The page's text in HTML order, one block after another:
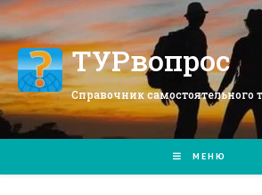
Перейти
к
содержимомуТУРвопрос
Справочник самостоятельного
МЕНЮ